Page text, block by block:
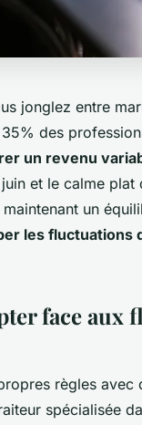
jonglez entre
des
un revenu
et le calme
un
les fluctuations
face
règles
spécialisée